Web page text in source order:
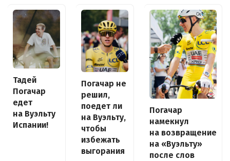
Тадей
Погачар
едет
на Вуэльту
Испании!
Погачар не
решил,
поедет ли
на Вуэльту,
чтобы
избежать
выгорания
Погачар
намекнул
на возвращение
на «Вуэльту»
после слов